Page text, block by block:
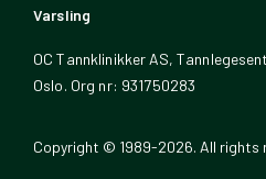
Varsling
OC Tannklinikker AS,
Oslo. Org nr: 931750283
Copyright © 1989-2026. All rights